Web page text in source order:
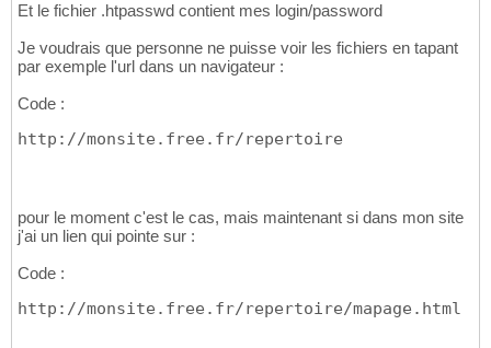
Et le fichier .htpasswd contient mes login/password
Je voudrais que personne ne puisse voir les fichiers en tapant
par exemple l'url dans un navigateur :
Code :
http://monsite.free.fr/repertoire
pour le moment c'est le cas, mais maintenant si dans mon site
j'ai un lien qui pointe sur :
Code :
http://monsite.free.fr/repertoire/mapage.html